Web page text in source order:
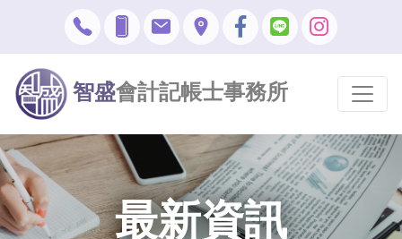
智盛會計記帳士事務所
最新資訊